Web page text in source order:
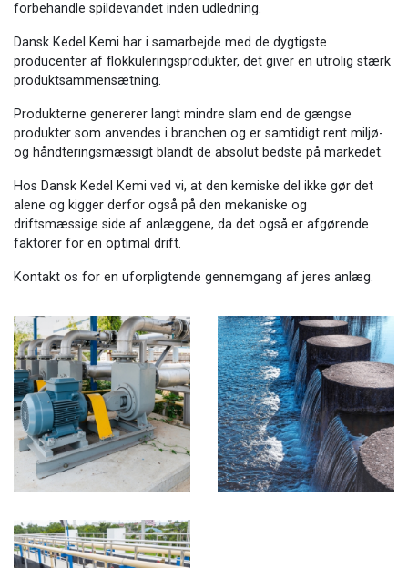
forbehandle spildevandet inden udledning.
Dansk Kedel Kemi har i samarbejde med de dygtigste
producenter af flokkuleringsprodukter, det giver en utrolig stærk
produktsammensætning.
Produkterne genererer langt mindre slam end de gængse
produkter som anvendes i branchen og er samtidigt rent miljø-
og håndteringsmæssigt blandt de absolut bedste på markedet.
Hos Dansk Kedel Kemi ved vi, at den kemiske del ikke gør det
alene og kigger derfor også på den mekaniske og
driftsmæssige side af anlæggene, da det også er afgørende
faktorer for en optimal drift.
Kontakt os for en uforpligtende gennemgang af jeres anlæg.